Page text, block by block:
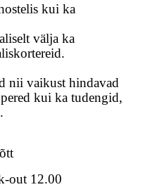
kui ka
välja ka
nii vaikust hindavad
kui ka tudengid,
out 12.00